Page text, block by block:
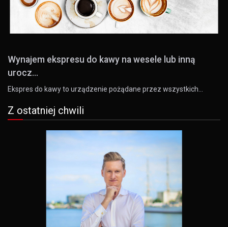
Wynajem ekspresu do kawy na wesele lub inną
urocz...
Ekspres do kawy to urządzenie pożądane przez wszystkich…
Z ostatniej chwili